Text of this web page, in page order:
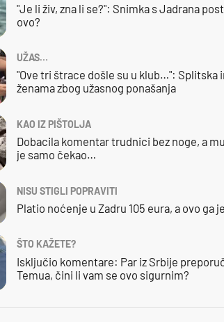
"Je li živ, zna li se?": Snimka s Jadrana
ovo?
UŽAS…
"Ove tri štrace došle su u klub…": Splitska
ženama zbog užasnog ponašanja
KAO IZ PIŠTOLJA
Dobacila komentar trudnici bez noge, a
je samo čekao…
NISU STIGLI POPRAVITI
Platio noćenje u Zadru 105 eura, a ovo ga
ŠTO KAŽETE?
Isključio komentare: Par iz Srbije
Temua, čini li vam se ovo sigurnim?